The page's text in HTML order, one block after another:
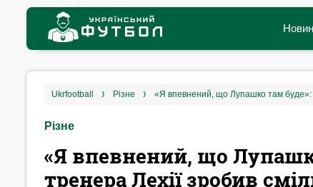
ukrfootball різне «Я впевнений, що Лупашко там буде»:
Різне
«Я впевнений, що
тренера Лехії зробив